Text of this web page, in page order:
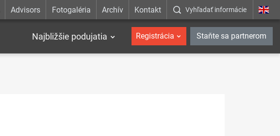
Advisors Fotogaléria Archív Kontakt Vyhľadať informácie
Najbližšie podujatia Registrácia Staňte sa partnerom